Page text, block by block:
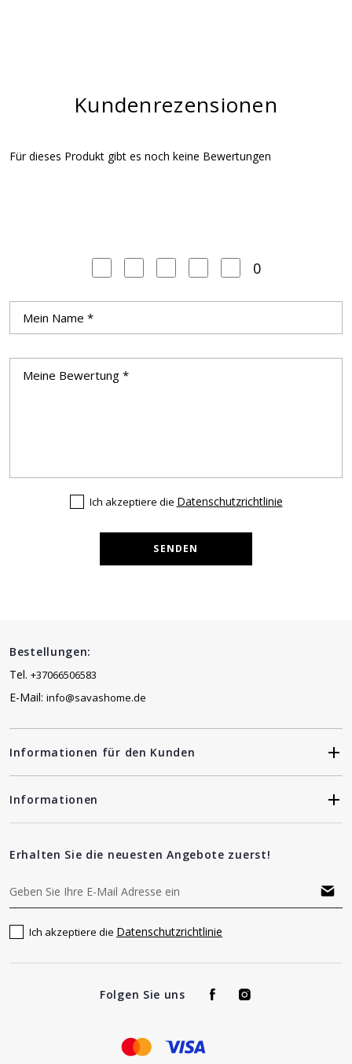
Kundenrezensionen
Für dieses Produkt gibt es noch keine Bewertungen
0
Ich akzeptiere die Datenschutzrichtlinie
SENDEN
Bestellungen:
Tel. +37066506583
E-Mail: info@savashome.de
Informationen für den Kunden
Informationen
Erhalten Sie die neuesten Angebote zuerst!
Ich akzeptiere die Datenschutzrichtlinie
Folgen Sie uns